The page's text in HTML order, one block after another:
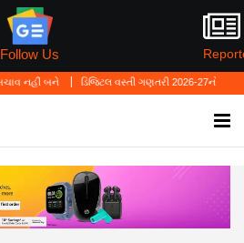
Follow Us
ડિજિટલ વસ્તી ગણતરી 2026-27નો પ્રારંભ, ઘર બેઠા